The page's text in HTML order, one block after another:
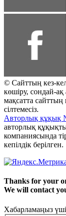
© Сайттың кез-
көшіру, сондай-ақ
мақсатта сайттың
сілтемесіз.
Авторлық құқық
авторлық
компаниясында
кепілдік берілген.
Thanks for your
We will contact
Хабарламаңыз